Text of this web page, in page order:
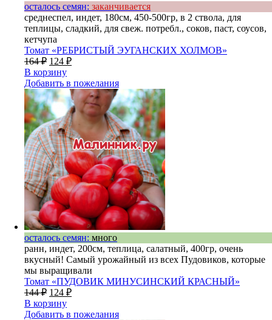
осталось семян: заканчивается
среднеспел, индет, 180см, 450-500гр, в 2 ствола, для
теплицы, сладкий, для свеж. потребл., соков, паст, соусов,
кетчупа
Томат «РЕБРИСТЫЙ ЭУГАНСКИХ ХОЛМОВ»
164₽ 124 ₽
В корзину
Добавить в пожелания
осталось семян: много
ранн, индет, 200см, теплица, салатный, 400гр, очень
вкусный! Самый урожайный из всех Пудовиков, которые
мы выращивали
Томат «ПУДОВИК МИНУСИНСКИЙ КРАСНЫЙ»
144₽ 124 ₽
В корзину
Добавить в пожелания